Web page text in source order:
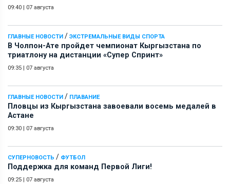
09:40 07 августа
ГЛАВНЫЕ НОВОСТИ / ЭКСТРЕМАЛЬНЫЕ ВИДЫ СПОРТА
В Чолпон-Ате пройдет чемпионат Кыргызстана по
триатлону на дистанции «Супер Спринт»
09:35 07 августа
ГЛАВНЫЕ НОВОСТИ / ПЛАВАНИЕ
Пловцы из Кыргызстана завоевали восемь медалей в
Астане
09:30 07 августа
СУПЕРНОВОСТЬ / ФУТБОЛ
Поддержка для команд Первой Лиги!
09:25 07 августа